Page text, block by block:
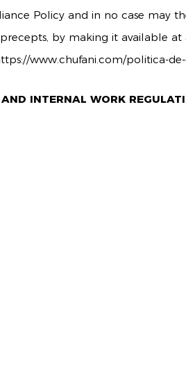
Policy and in no case may
by making it available
www.chufani.com/politica-
INTERNAL WORK